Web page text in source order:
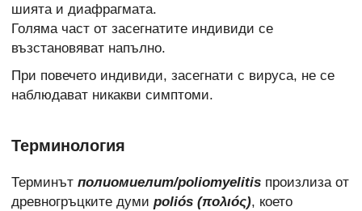
шията и диафрагмата.
Голяма част от засегнатите индивиди се
възстановяват напълно.
При повечето индивиди, засегнати с вируса, не се
наблюдават никакви симптоми.
Терминология
Терминът полиомиелит/poliomyelitis произлиза от
древногръцките думи poliós (πολιóς), което